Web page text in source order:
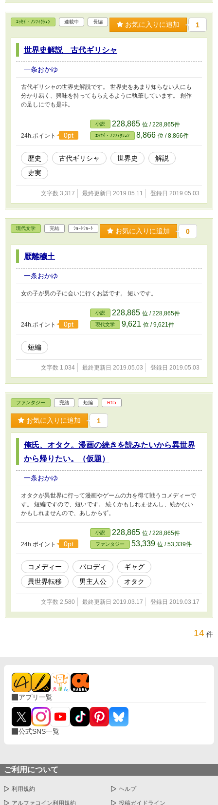
ｴｯｾｲ・ﾉﾝﾌｨｸｼｮﾝ 連載中 長編 お気に入りに追加 1
世界史解説 古代ギリシャ
一条おかゆ
古代ギリシャの世界史解説です。 世界史をあまり知らない人にも
分かり易く、興味を持ってもらえるように執筆しています。 創作
の足しにでも是非。
24h.ポイント 0pt
小説 228,865 位 / 228,865件
ｴｯｾｲ・ﾉﾝﾌｨｸｼｮﾝ 8,866 位 / 8,866件
歴史 古代ギリシャ 世界史
解説
史実
文字数 3,317 最終更新日 2019.05.11 登録日 2019.05.03
現代文学 完結 ｼｮｰﾄｼｮｰﾄ お気に入りに追加 0
厭離穢土
一条おかゆ
女の子が男の子に会いに行くお話です。 短いです。
24h.ポイント 0pt
小説 228,865 位 / 228,865件
現代文学 9,621 位 / 9,621件
短編
文字数 1,034 最終更新日 2019.05.03 登録日 2019.05.03
ファンタジー 完結 短編 R15
お気に入りに追加 1
俺氏、オタク。漫画の続きを読みたいから異世界
から帰りたい。（仮題）
一条おかゆ
オタクが異世界に行って漫画やゲームの力を得て戦うコメディーで
す。 短編ですので、短いです。 続くかもしれませんし、続かない
かもしれませんので、あしからず。
24h.ポイント 0pt
小説 228,865 位 / 228,865件
ファンタジー 53,339 位 / 53,339件
コメディー パロディ
ギャグ
異世界転移
男主人公 オタク
文字数 2,580 最終更新日 2019.03.17 登録日 2019.03.17
14 件
アプリ一覧
公式SNS一覧
ご利用について
利用規約 ヘルプ
アルファコイン利用規約 投稿ガイドライン